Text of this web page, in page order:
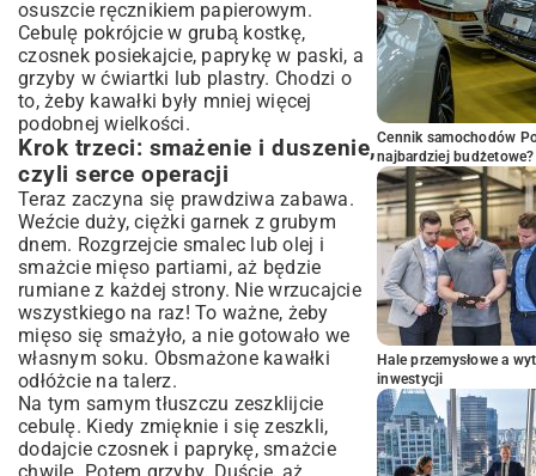
osuszcie ręcznikiem papierowym.
Cebulę pokrójcie w grubą kostkę,
czosnek posiekajcie, paprykę w paski, a
grzyby w ćwiartki lub plastry. Chodzi o
to, żeby kawałki były mniej więcej
podobnej wielkości.
Krok trzeci: smażenie i duszenie,
czyli serce operacji
Teraz zaczyna się prawdziwa zabawa.
Weźcie duży, ciężki garnek z grubym
dnem. Rozgrzejcie smalec lub olej i
smażcie mięso partiami, aż będzie
rumiane z każdej strony. Nie wrzucajcie
wszystkiego na raz! To ważne, żeby
mięso się smażyło, a nie gotowało we
własnym soku. Obsmażone kawałki
odłóżcie na talerz.
Na tym samym tłuszczu zeszklijcie
cebulę. Kiedy zmięknie i się zeszkli,
dodajcie czosnek i paprykę, smażcie
Cennik samochodów
najbardziej budżetowe?
Hale przemysłowe a
inwestycji